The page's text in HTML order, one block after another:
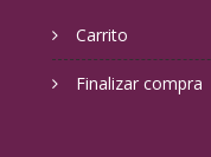
Carrito
Finalizar compra